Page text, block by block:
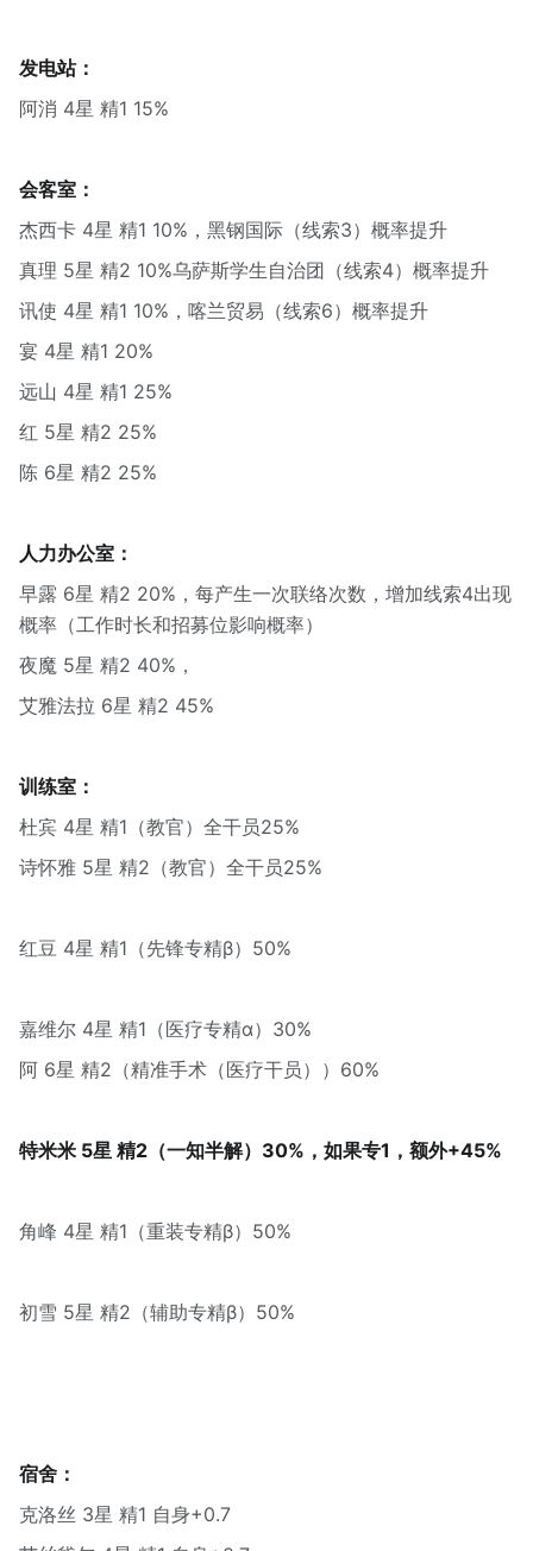
发电站：
阿消 4星 精1 15%
会客室：
杰西卡 4星 精1 10%，黑钢国际（线索3）概率提升
真理 5星 精2 10%乌萨斯学生自治团（线索4）概率提升
讯使 4星 精1 10%，喀兰贸易（线索6）概率提升
宴 4星 精1 20%
远山 4星 精1 25%
红 5星 精2 25%
陈 6星 精2 25%
人力办公室：
早露 6星 精2 20%，每产生一次联络次数，增加线索4出现
概率（工作时长和招募位影响概率）
夜魔 5星 精2 40%，
艾雅法拉 6星 精2 45%
训练室：
杜宾 4星 精1（教官）全干员25%
诗怀雅 5星 精2（教官）全干员25%
红豆 4星 精1（先锋专精β）50%
嘉维尔 4星 精1（医疗专精α）30%
阿 6星 精2（精准手术（医疗干员））60%
特米米 5星 精2（一知半解）30%，如果专1，额外+45%
角峰 4星 精1（重装专精β）50%
初雪 5星 精2（辅助专精β）50%
宿舍：
克洛丝 3星 精1 自身+0.7